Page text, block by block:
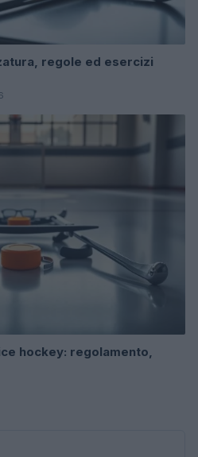
regole ed esercizi
hockey: regolamento,